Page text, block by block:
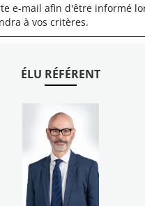
e-mail afin d'être informé
à vos critères.
ÉLU RÉFÉRENT